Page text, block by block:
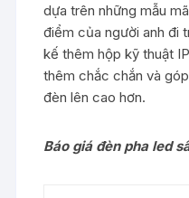
dựa trên những mẫu
điểm của người anh đi
kế thêm hộp kỹ thuật
thêm chắc chắn và
đèn lên cao hơn.
Báo giá đèn pha led